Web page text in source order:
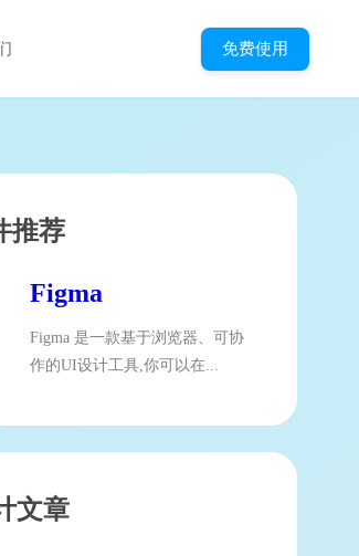
免费使用
推荐
Figma
Figma 是一款基于浏览器、可协
作的UI设计工具,你可以在...
文章